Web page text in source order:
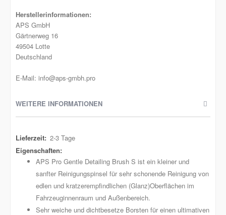
Herstellerinformationen:
APS GmbH
Gärtnerweg 16
49504 Lotte
Deutschland
E-Mail: info@aps-gmbh.pro
WEITERE INFORMATIONEN
Weitere
Informationen
2-3 Tage
APS Pro Gentle Detailing Brush S ist ein kleiner und
sanfter Reinigungspinsel für sehr schonende Reinigung von
edlen und kratzerempfindlichen (Glanz)Oberflächen im
Fahrzeuginnenraum und Außenbereich.
Sehr weiche und dichtbesetze Borsten für einen ultimativen